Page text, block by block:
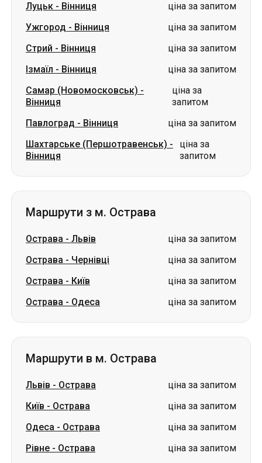
Луцьк - Вінниця
ціна за запитом
Ужгород - Вінниця
ціна за запитом
Стрий - Вінниця
ціна за запитом
Ізмаїл - Вінниця
ціна за запитом
Самар (Новомосковськ) -
Вінниця
ціна за
запитом
Павлоград - Вінниця
ціна за запитом
Шахтарське (Першотравенськ) -
Вінниця
ціна за
запитом
Маршрути з м. Острава
Острава - Львів
ціна за запитом
Острава - Чернівці
ціна за запитом
Острава - Київ
ціна за запитом
Острава - Одеса ціна за запитом
Маршрути в м. Острава
Львів - Острава
ціна за запитом
Київ - Острава
ціна за запитом
Одеса - Острава
ціна за запитом
Рівне - Острава
ціна за запитом